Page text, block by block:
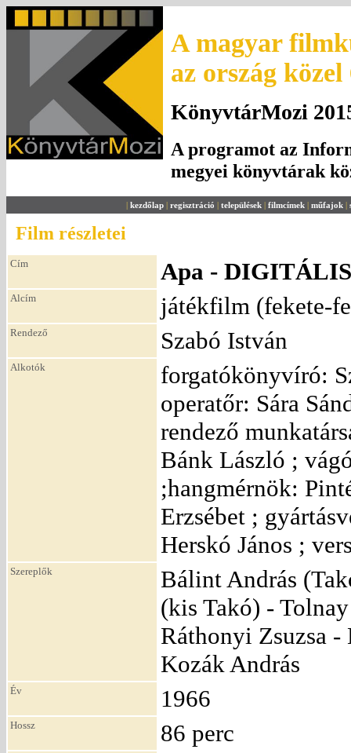
A magyar
az ország
KönyvtárMozi
A programot az
megyei könyvtárak
| kezdőlap | regisztráció | települések | filmcímek | műfajok |
Film részletei
Cím Apa -
Alcím játékfilm (fekete-
Rendező Szabó István
Alkotók
forgatókönyvíró:
operatőr: Sára
rendező
Bánk László ;
;hangmérnök:
Erzsébet ;
Herskó János ;
Szereplők
Bálint András
(kis Takó) -
Ráthonyi Zsuzsa -
Kozák András
Év 1966
Hossz 86 perc